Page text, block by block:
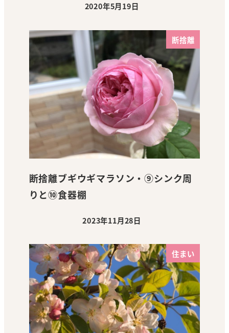
投稿日
2020年5月19日
断捨離
断捨離ブギウギマラソン・⑨シンク周
りと⑩食器棚
投稿日
2023年11月28日
住まい